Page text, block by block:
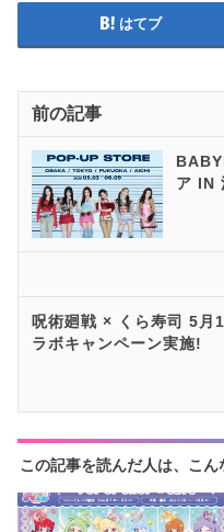
はてブ
前の記事
ア IN
呪術廻戦 × くら寿司 5月
ラボキャンペーン実施!
この記事を読んだ人は、こん